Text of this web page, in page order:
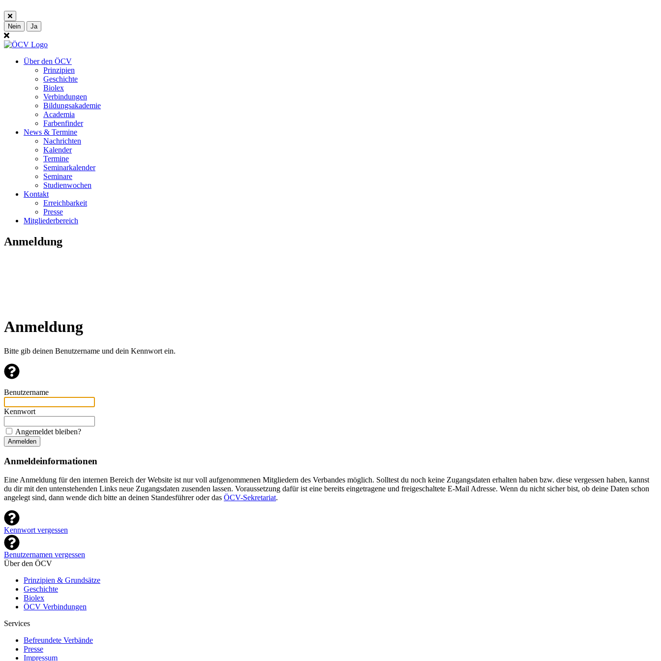
Nein Ja
Über den ÖCV
Prinzipien
Geschichte
Biolex
Verbindungen
Bildungsakademie
Academia
Farbenfinder
News & Termine
Nachrichten
Kalender
Termine
Seminarkalender
Seminare
Studienwochen
Kontakt
Erreichbarkeit
Presse
Mitgliederbereich
Anmeldung
Anmeldung
Bitte gib deinen Benutzername und dein Kennwort ein.
Benutzername
Kennwort
Angemeldet bleiben?
Anmelden
Anmeldeinformationen
Eine Anmeldung für den internen Bereich der Website ist nur voll aufgenommenen Mitgliedern des Verbandes möglich. Solltest du noch keine Zugangsdaten erhalten haben bzw. diese vergessen haben, kannst
du dir mit den untenstehenden Links neue Zugangsdaten zusenden lassen. Voraussetzung dafür ist eine bereits eingetragene und freigeschaltete E-Mail Adresse. Wenn du nicht sicher bist, ob deine Daten schon
angelegt sind, dann wende dich bitte an deinen Standesführer oder das ÖCV-Sekretariat.
Kennwort vergessen
Benutzernamen vergessen
Über den ÖCV
Prinzipien & Grundsätze
Geschichte
Biolex
ÖCV Verbindungen
Services
Befreundete Verbände
Presse
Impressum